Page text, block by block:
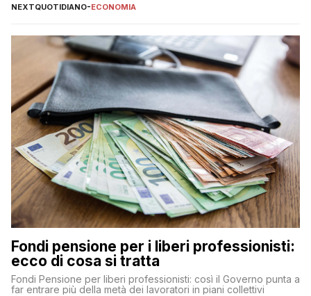
NEXTQUOTIDIANO-ECONOMIA
Fondi pensione per i liberi professionisti:
ecco di cosa si tratta
Fondi Pensione per liberi professionisti: così il Governo punta a
far entrare più della metà dei lavoratori in piani collettivi